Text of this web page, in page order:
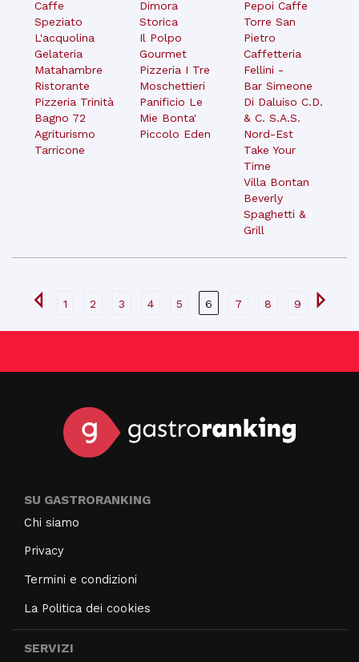
Caffe
Speziato
L'acquolina
Gelateria
Matahambre
Ristorante
Pizzeria Trinità
Bagno 72
Agriturismo
Tarricone
Dimora
Storica
Il Polpo
Gourmet
Pizzeria I Tre
Moschettieri
Panificio Le
Mie Bonta'
Piccolo Eden
Pepoi Caffe
Torre San
Pietro
Caffetteria
Fellini -
Bar Simeone
Di Daluiso C.D.
& C. S.A.S.
Nord-Est
Take Your
Time
Villa Bontan
Beverly
Spaghetti &
Grill
1 2 3 4 5 6 7 8 9
SU GASTRORANKING
Chi siamo
Privacy
Termini e condizioni
La Politica dei cookies
SERVIZI